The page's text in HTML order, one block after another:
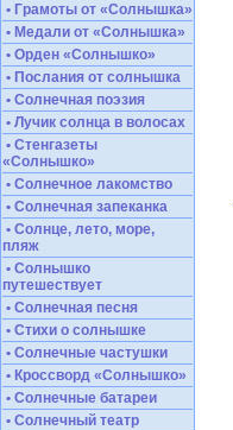
• Грамоты от «Солнышка»
• Медали от «Солнышка»
• Орден «Солнышко»
• Послания от солнышка
• Солнечная поэзия
• Лучик солнца в волосах
• Стенгазеты
«Солнышко»
• Солнечное лакомство
• Солнечная запеканка
• Солнце, лето, море,
пляж
• Солнышко
путешествует
• Солнечная песня
• Стихи о солнышке
• Солнечные частушки
• Кроссворд «Солнышко»
• Солнечные батареи
• Солнечный театр